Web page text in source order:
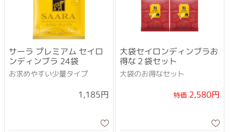
サーラ プレミアム セイロ
ンディンブラ 24袋
お求めやすい少量タイプ
1,185円
大袋セイロンディンブラお
得な２袋セット
大袋のお得なセット
特価2,580円